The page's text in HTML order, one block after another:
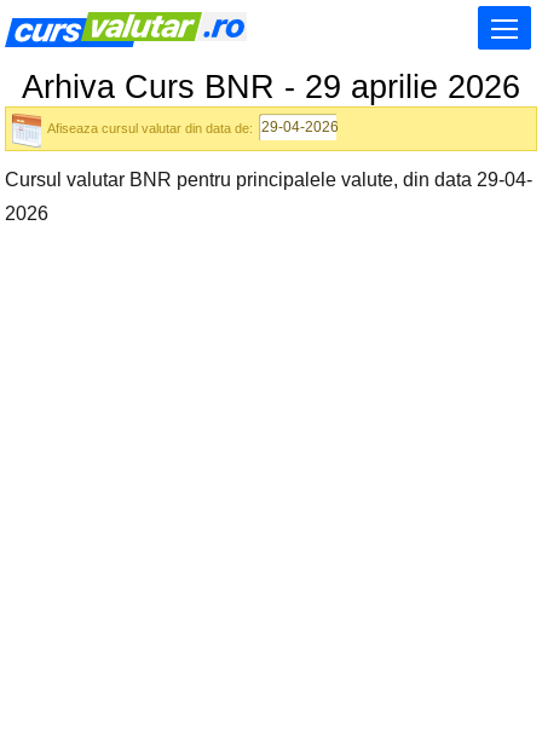
Arhiva Curs BNR - 29 aprilie 2026
Afiseaza cursul valutar din data de:
Cursul valutar BNR pentru principalele valute, din data 29-04-
2026